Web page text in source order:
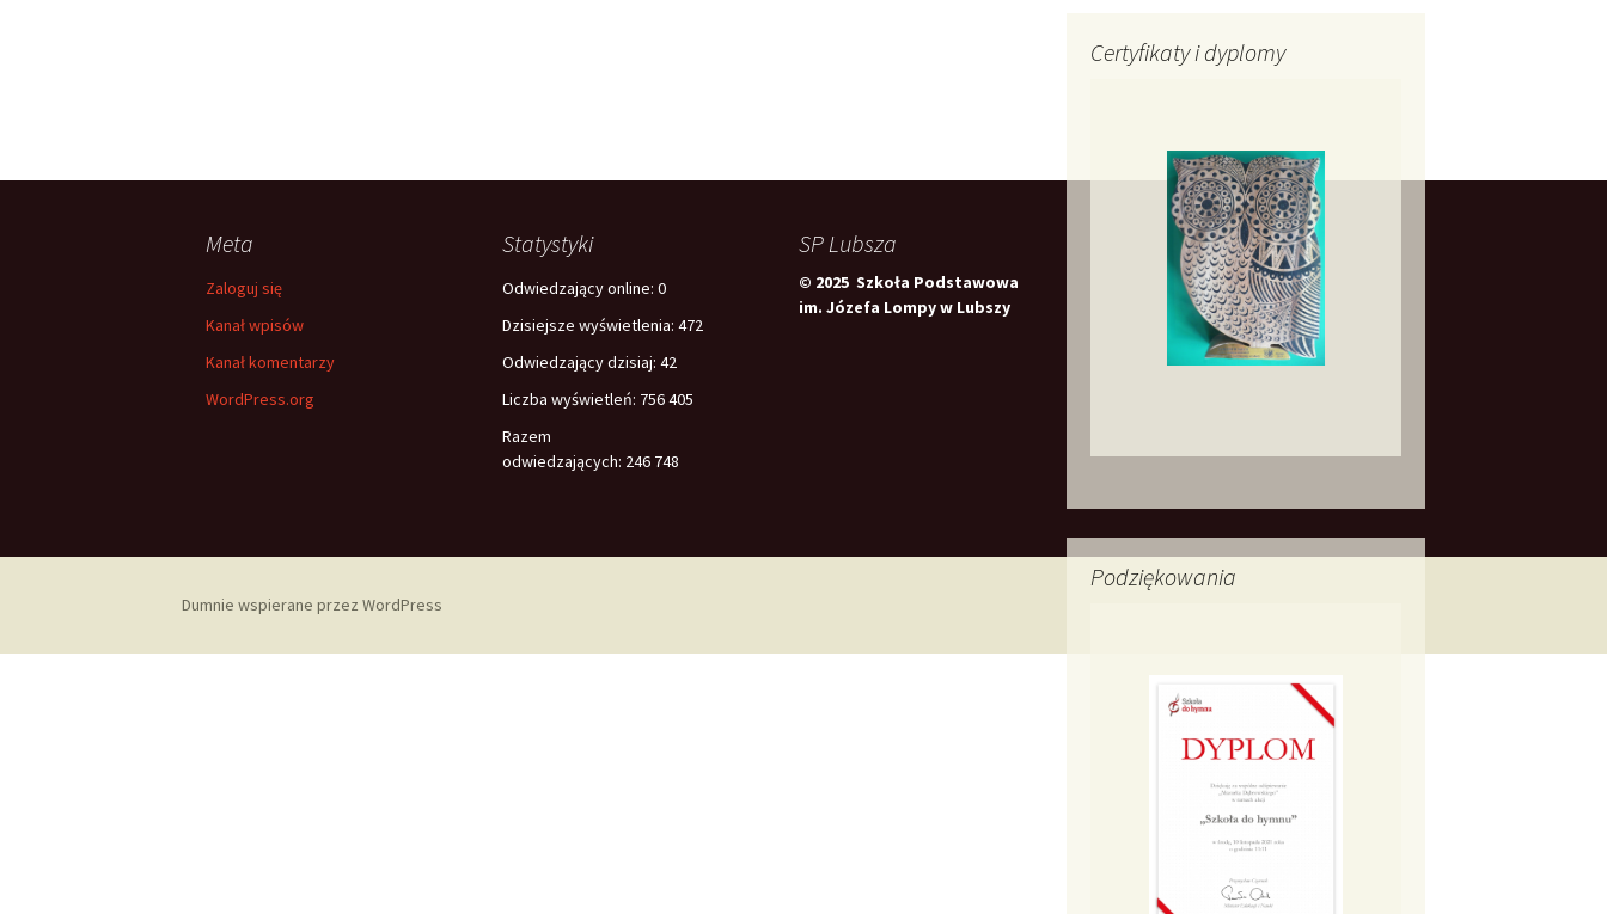
Certyfikaty i dyplomy
Podziękowania
Meta
Zaloguj się
Kanał wpisów
Kanał komentarzy
WordPress.org
Statystyki
Odwiedzający online: 0
Dzisiejsze wyświetlenia: 472
Odwiedzający dzisiaj: 42
Liczba wyświetleń: 756 405
Razem
odwiedzających: 246 748
SP Lubsza
© 2025 Szkoła Podstawowa
im. Józefa Lompy w Lubszy
Dumnie wspierane przez WordPress